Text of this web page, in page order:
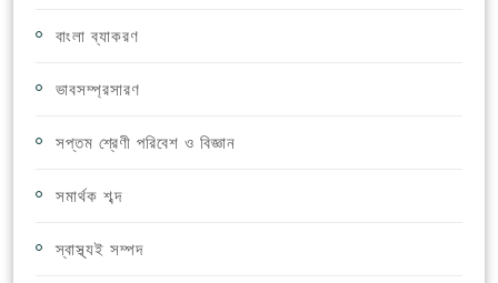
বাংলা ব্যাকরণ
ভাবসম্প্রসারণ
সপ্তম শ্রেণী পরিবেশ ও বিজ্ঞান
সমার্থক শব্দ
স্বাস্থ্যই সম্পদ